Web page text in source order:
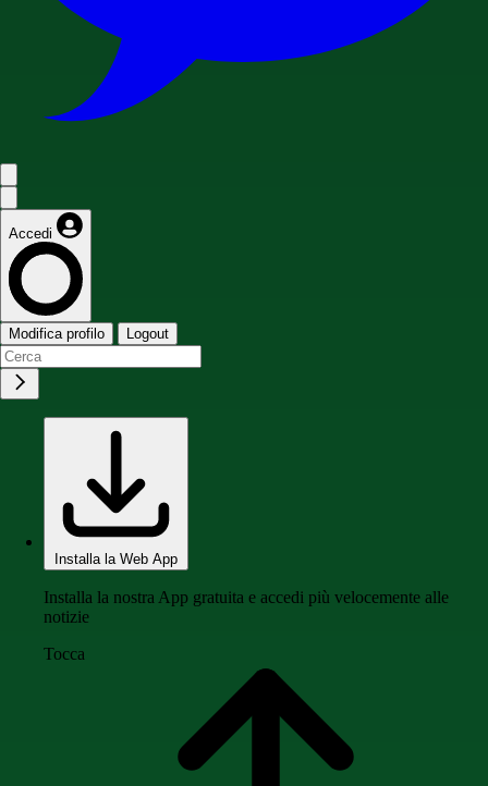
Accedi
Modifica profilo Logout
Installa la Web App
Installa la nostra App gratuita e accedi più velocemente alle
notizie
Tocca